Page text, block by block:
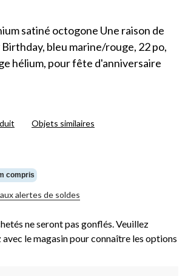
satiné octogone Une raison de
bleu marine/rouge, 22 po,
hélium, pour fête d'anniversaire
Objets similaires
compris
alertes de soldes
ne seront pas gonflés. Veuillez
le magasin pour connaître les options